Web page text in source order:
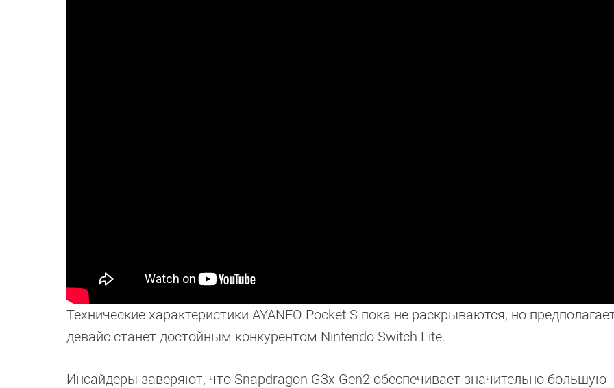
Технические характеристики AYANEO Pocket S пока не раскрываются, но
девайс станет достойным конкурентом Nintendo Switch Lite.
Инсайдеры заверяют, что Snapdragon G3x Gen2 обеспечивает значительно большую